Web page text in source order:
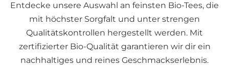
Entdecke unsere Auswahl an feinsten Bio-Tees, die
mit höchster Sorgfalt und unter strengen
Qualitätskontrollen hergestellt werden. Mit
zertifizierter Bio-Qualität garantieren wir dir ein
nachhaltiges und reines Geschmackserlebnis.